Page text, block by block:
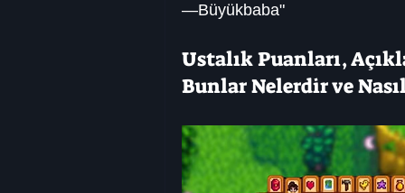
—Büyükbaba"
Ustalık Puanları,
Bunlar Nelerdir ve